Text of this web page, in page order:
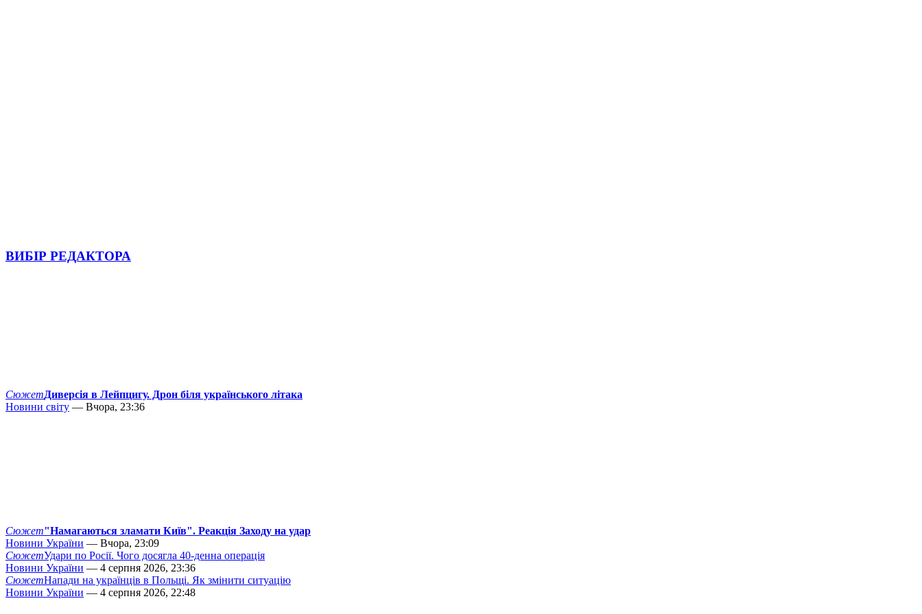
ВИБІР РЕДАКТОРА
СюжетДиверсія в Лейпцигу. Дрон біля українського літака
Новини світу — Вчора, 23:36
Сюжет"Намагаються зламати Київ". Реакція Заходу на удар
Новини України — Вчора, 23:09
СюжетУдари по Росії. Чого досягла 40-денна операція
Новини України — 4 серпня 2026, 23:36
СюжетНапади на українців в Польщі. Як змінити ситуацію
Новини України — 4 серпня 2026, 22:48